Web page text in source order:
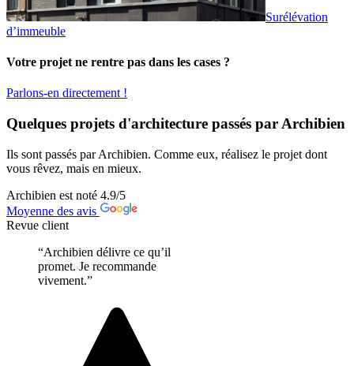
Surélévation
d’immeuble
Votre projet ne rentre pas dans les cases ?
Parlons-en directement !
Quelques projets d'architecture passés par Archibien
Ils sont passés par Archibien. Comme eux, réalisez le projet dont
vous rêvez, mais en mieux.
Archibien est noté 4.9/5
Moyenne des avis
Revue client
“Archibien délivre ce qu’il
promet. Je recommande
vivement.”